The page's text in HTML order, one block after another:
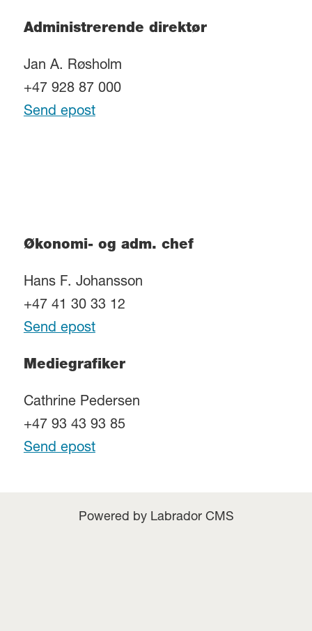
Administrerende direktør
Jan A. Røsholm
+47 928 87 000
Send epost
Økonomi- og adm. chef
Hans F. Johansson
+47 41 30 33 12
Send epost
Mediegrafiker
Cathrine Pedersen
+47 93 43 93 85
Send epost
Powered by Labrador CMS